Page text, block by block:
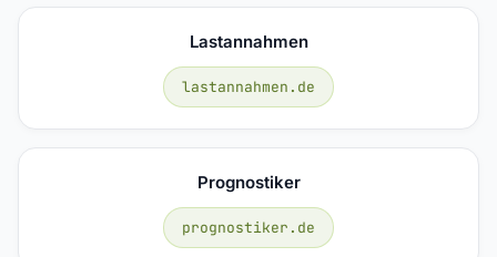
Lastannahmen
lastannahmen.de
Prognostiker
prognostiker.de